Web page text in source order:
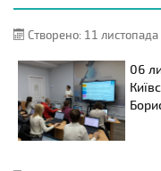
Створено: 11
06